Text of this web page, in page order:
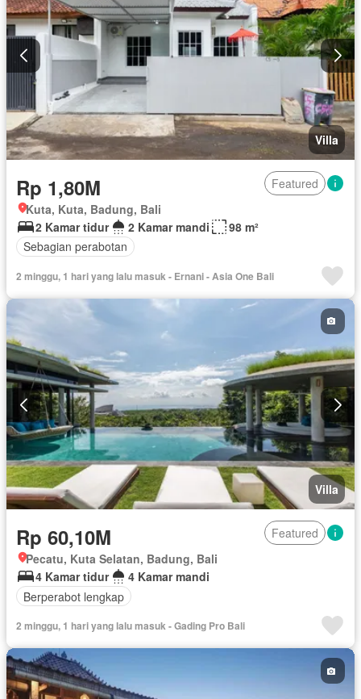
Villa
Rp 1,80M
Featured
Kuta, Kuta, Badung, Bali
2 Kamar tidur
2 Kamar mandi
98 m²
Sebagian perabotan
2 minggu, 1 hari yang lalu masuk - Ernani - Asia One Bali
Villa
Rp 60,10M
Featured
Pecatu, Kuta Selatan, Badung, Bali
4 Kamar tidur
4 Kamar mandi
Berperabot lengkap
2 minggu, 1 hari yang lalu masuk - Gading Pro Bali